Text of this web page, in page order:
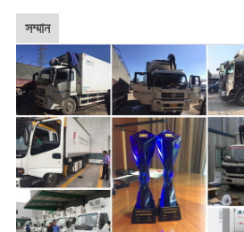
সম্মান